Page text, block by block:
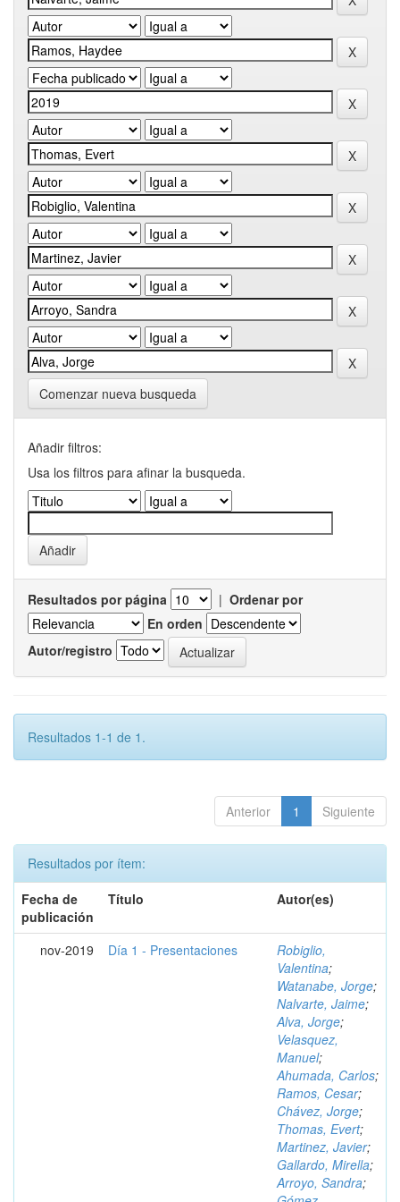
Comenzar nueva busqueda
Añadir filtros:
Usa los filtros para afinar la busqueda.
Resultados por página | Ordenar por
En orden
Autor/registro
Resultados 1-1 de 1.
Anterior 1 Siguiente
Resultados por ítem:
Fecha de
publicación
Título Autor(es)
nov-2019 Día 1 - Presentaciones
Robiglio,
Valentina;
Watanabe, Jorge;
Nalvarte, Jaime;
Alva, Jorge;
Velasquez,
Manuel;
Ahumada, Carlos;
Ramos, Cesar;
Chávez, Jorge;
Thomas, Evert;
Martinez, Javier;
Gallardo, Mirella;
Arroyo, Sandra;